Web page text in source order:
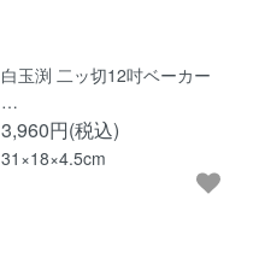
白玉渕 二ッ切12吋ベーカー
…
3,960円(税込)
31×18×4.5cm